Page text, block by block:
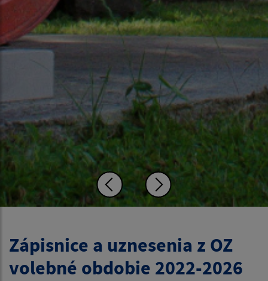
Zápisnice a uznesenia z OZ
volebné obdobie 2022-2026